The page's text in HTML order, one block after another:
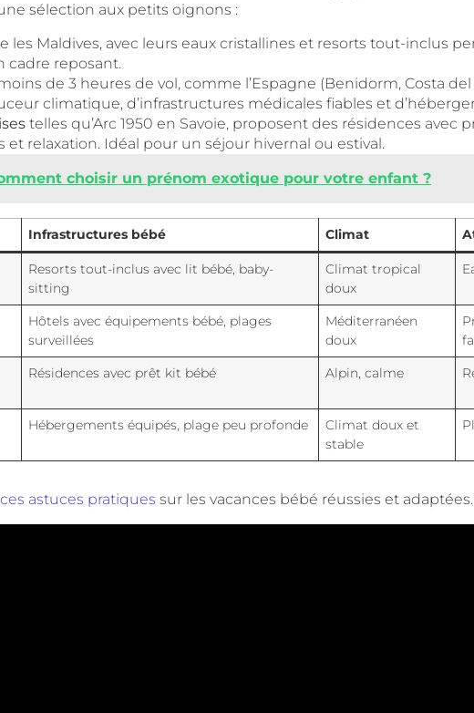
sélection aux petits oignons :
les Maldives, avec leurs eaux cristallines et resorts tout-inclus
cadre reposant.
de 3 heures de vol, comme l’Espagne (Benidorm, Costa
climatique, d’infrastructures médicales fiables et
telles qu’Arc 1950 en Savoie, proposent des résidences
relaxation. Idéal pour un séjour hivernal ou estival.
choisir un prénom exotique pour votre enfant ?
Infrastructures bébé Climat
Resorts tout-inclus avec lit bébé, baby-
sitting
Climat tropical
doux
Hôtels avec équipements bébé, plages
surveillées
Méditerranéen
doux
Résidences avec prêt kit bébé Alpin, calme
Hébergements équipés, plage peu profonde
Climat doux et
stable
ces astuces pratiques sur les vacances bébé réussies et adaptées.